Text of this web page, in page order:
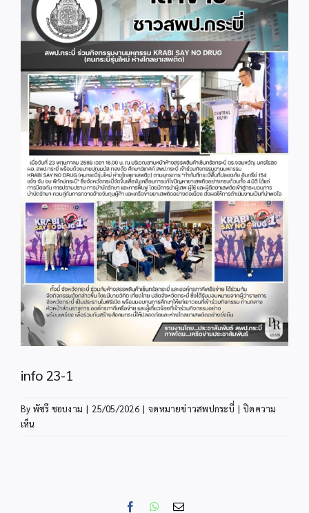
Image
info 23-1
By พัชรี ชอบงาม | 25/05/2026 | จดหมายข่าวสพปกระบี่ | ปิดความ
เห็น
FacebookWhatsApp
Email